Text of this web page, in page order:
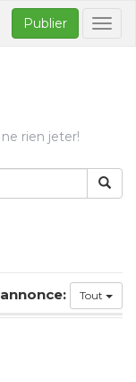
Publier
ne rien jeter!
Tout